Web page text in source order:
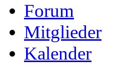
Forum
Mitglieder
Kalender